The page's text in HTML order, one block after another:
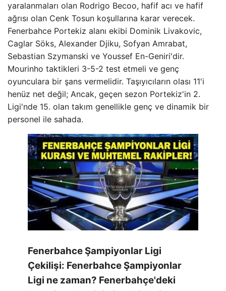
yaralanmaları olan Rodrigo Becoo, hafif acı ve hafif
ağrısı olan Cenk Tosun koşullarına karar verecek.
Fenerbahce Portekiz alanı ekibi Dominik Livakovic,
Caglar Söks, Alexander Djiku, Sofyan Amrabat,
Sebastian Szymanski ve Youssef En-Geniri'dir.
Mourinho taktikleri 3-5-2 test etmeli ve genç
oyunculara bir şans vermelidir. Taşıyıcıların olası 11'i
henüz net değil; Ancak, geçen sezon Portekiz'in 2.
Ligi'nde 15. olan takım genellikle genç ve dinamik bir
personel ile sahada.
Fenerbahce Şampiyonlar Ligi
Çekilişi: Fenerbahce Şampiyonlar
Ligi ne zaman? Fenerbahçe'deki